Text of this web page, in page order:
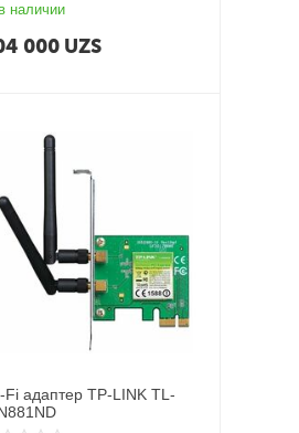
в наличии
000 UZS
Fi адаптер TP-LINK TL-